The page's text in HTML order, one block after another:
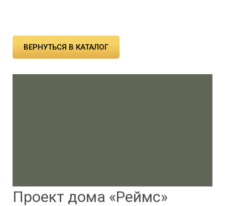
ВЕРНУТЬСЯ В КАТАЛОГ
Проект дома «Реймс»